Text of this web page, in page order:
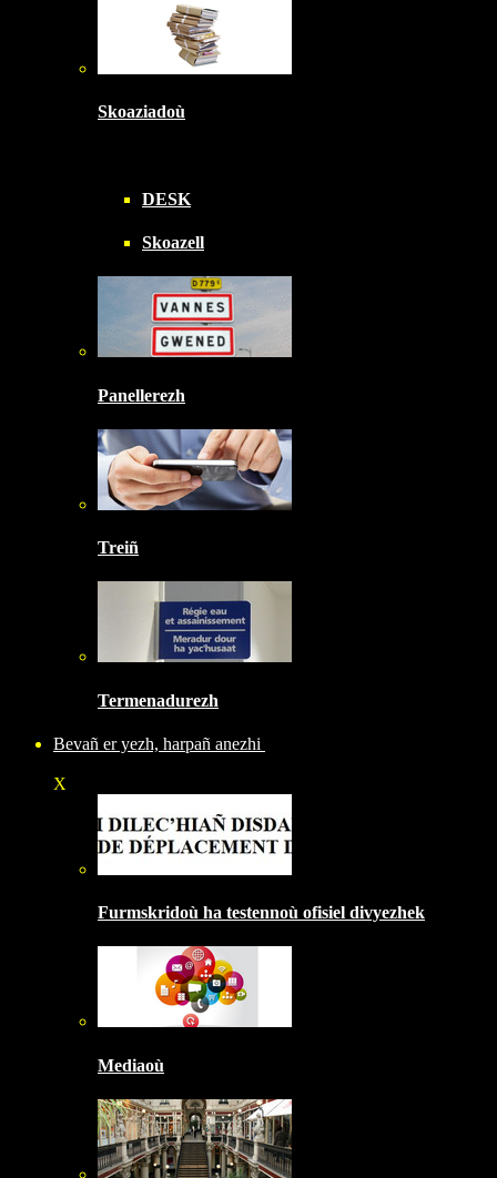
Skoaziadoù
DESK
Skoazell
Panellerezh
Treiñ
Termenadurezh
Bevañ er yezh, harpañ anezhi
X
Furmskridoù ha testennoù ofisiel divyezhek
Mediaoù